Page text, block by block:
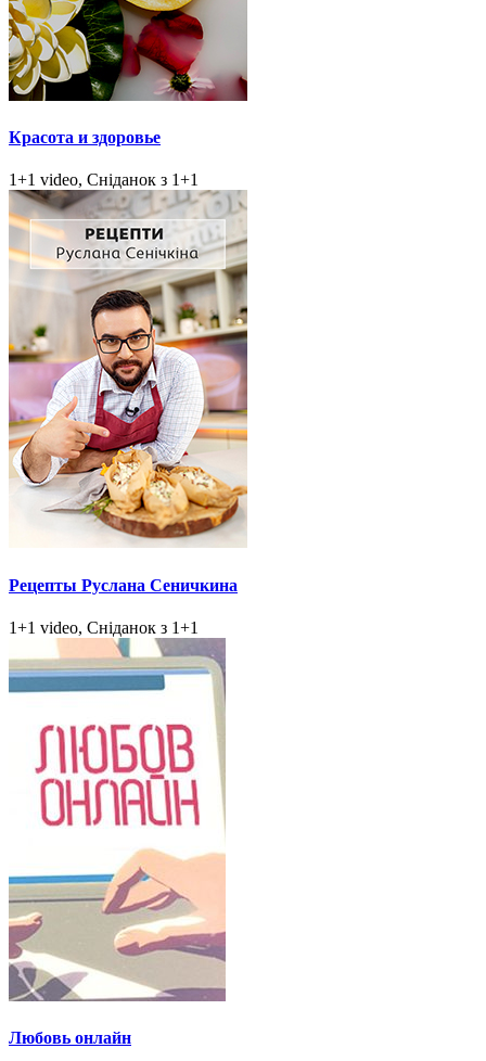
Красота и здоровье
1+1 video, Сніданок з 1+1
Рецепты Руслана Сеничкина
1+1 video, Сніданок з 1+1
Любовь онлайн